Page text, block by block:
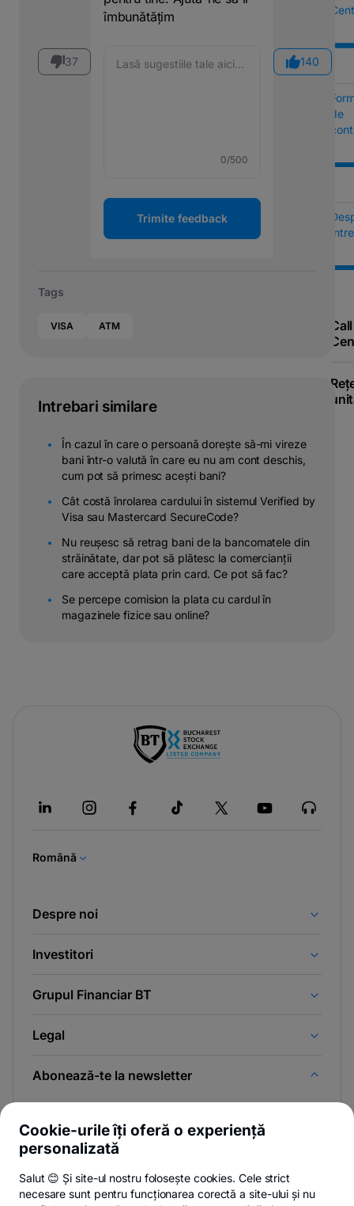
de
Call
37
îmbunătățim
0/500
Trimite feedback
140
Tags
VISA ATM
Intrebari similare
În cazul în care o persoană dorește să-mi vireze
bani într-o valută în care eu nu am cont deschis,
cum pot să primesc acești bani?
Cât costă înrolarea cardului în sistemul Verified by
Visa sau Mastercard SecureCode?
Nu reușesc să retrag bani de la bancomatele din
străinătate, dar pot să plătesc la comercianții
care acceptă plata prin card. Ce pot să fac?
Se percepe comision la plata cu cardul în
magazinele fizice sau online?
a
Română
Despre noi
Investitori
Grupul Financiar BT
Legal
Abonează-te la newsletter
Poți renunța oricând,vezi detalii-
opens
.
Cookie-urile îți oferă o experiență
personalizată
Salut 😊 Și site-ul nostru folosește cookies. Cele strict
necesare sunt pentru funcționarea corectă a site-ului și nu